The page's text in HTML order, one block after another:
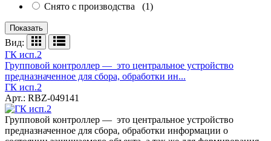
Снято с производства
(1)
Показать
Вид:
ГК исп.2
Групповой контроллер — это центральное устройство
предназначенное для сбора, обработки ин...
ГК исп.2
Арт.: RBZ-049141
Групповой контроллер — это центральное устройство
предназначенное для сбора, обработки информации о